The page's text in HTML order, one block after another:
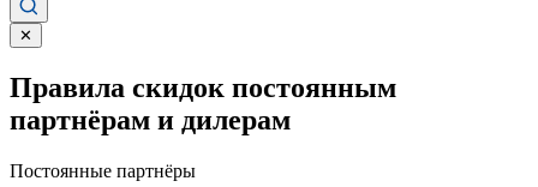
✕
Правила скидок постоянным
партнёрам и дилерам
Постоянные партнёры